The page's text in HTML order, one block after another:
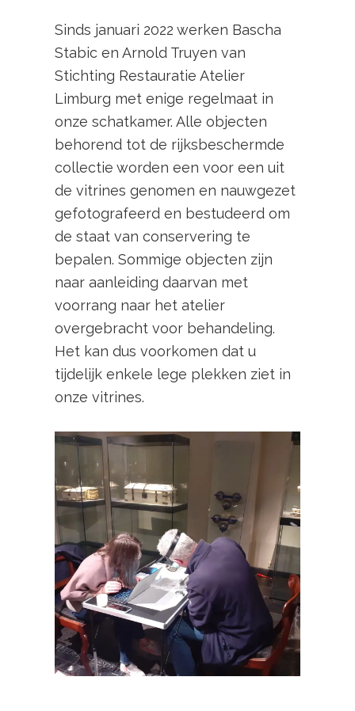
Sinds januari 2022 werken Bascha
Stabic en Arnold Truyen van
Stichting Restauratie Atelier
Limburg met enige regelmaat in
onze schatkamer. Alle objecten
behorend tot de rijksbeschermde
collectie worden een voor een uit
de vitrines genomen en nauwgezet
gefotografeerd en bestudeerd om
de staat van conservering te
bepalen. Sommige objecten zijn
naar aanleiding daarvan met
voorrang naar het atelier
overgebracht voor behandeling.
Het kan dus voorkomen dat u
tijdelijk enkele lege plekken ziet in
onze vitrines.